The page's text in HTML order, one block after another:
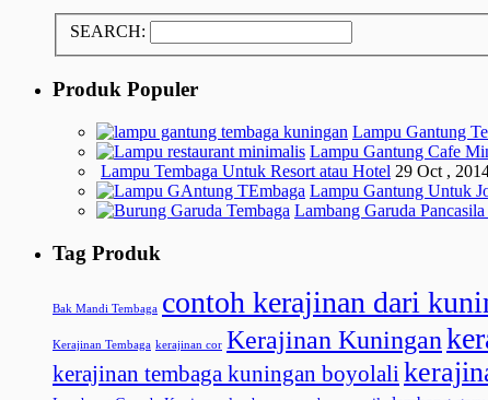
SEARCH:
Produk Populer
Lampu Gantung
Lampu Gantung Cafe
Lampu Tembaga Untuk Resort atau Hotel 29 Oct ,
Lampu Gantung Untuk
Lambang Garuda
Tag Produk
Bak Mandi Tembaga contoh kerajinan dari
Kerajinan Tembaga kerajinan cor Kerajinan Kuningan
kerajinan tembaga kuningan boyolali